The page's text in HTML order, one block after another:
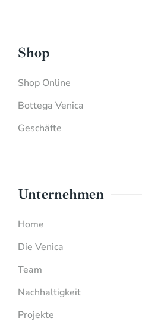
Shop
Shop Online
Bottega Venica
Geschäfte
Unternehmen
Home
Die Venica
Team
Nachhaltigkeit
Projekte